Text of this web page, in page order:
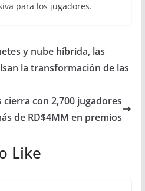
para los jugadores.
y nube híbrida, las
la transformación de las
con 2,700 jugadores
de RD$4MM en premios
Like